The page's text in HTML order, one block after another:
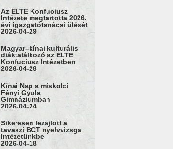
Az ELTE Konfuciusz
Intézete megtartotta 2026.
évi igazgatótanácsi ülését
2026-04-29
Magyar–kínai kulturális
diáktalálkozó az ELTE
Konfuciusz Intézetben
2026-04-28
Kínai Nap a miskolci
Fényi Gyula
Gimnáziumban
2026-04-24
Sikeresen lezajlott a
tavaszi BCT nyelvvizsga
Intézetünkbe
2026-04-18